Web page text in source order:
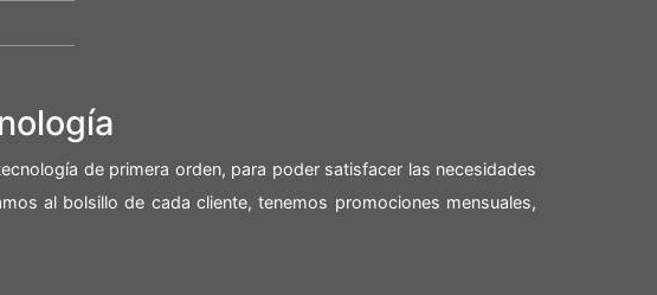
de primera orden, para poder satisfacer las necesidades
al bolsillo de cada cliente, tenemos promociones mensuales,